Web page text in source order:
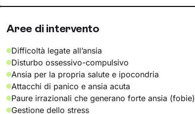
Aree di intervento
Difficoltà legate all’ansia
Disturbo ossessivo-compulsivo
Ansia per la propria salute e ipocondria
Attacchi di panico e ansia acuta
Paure irrazionali che generano forte ansia (fobie)
Gestione dello stress